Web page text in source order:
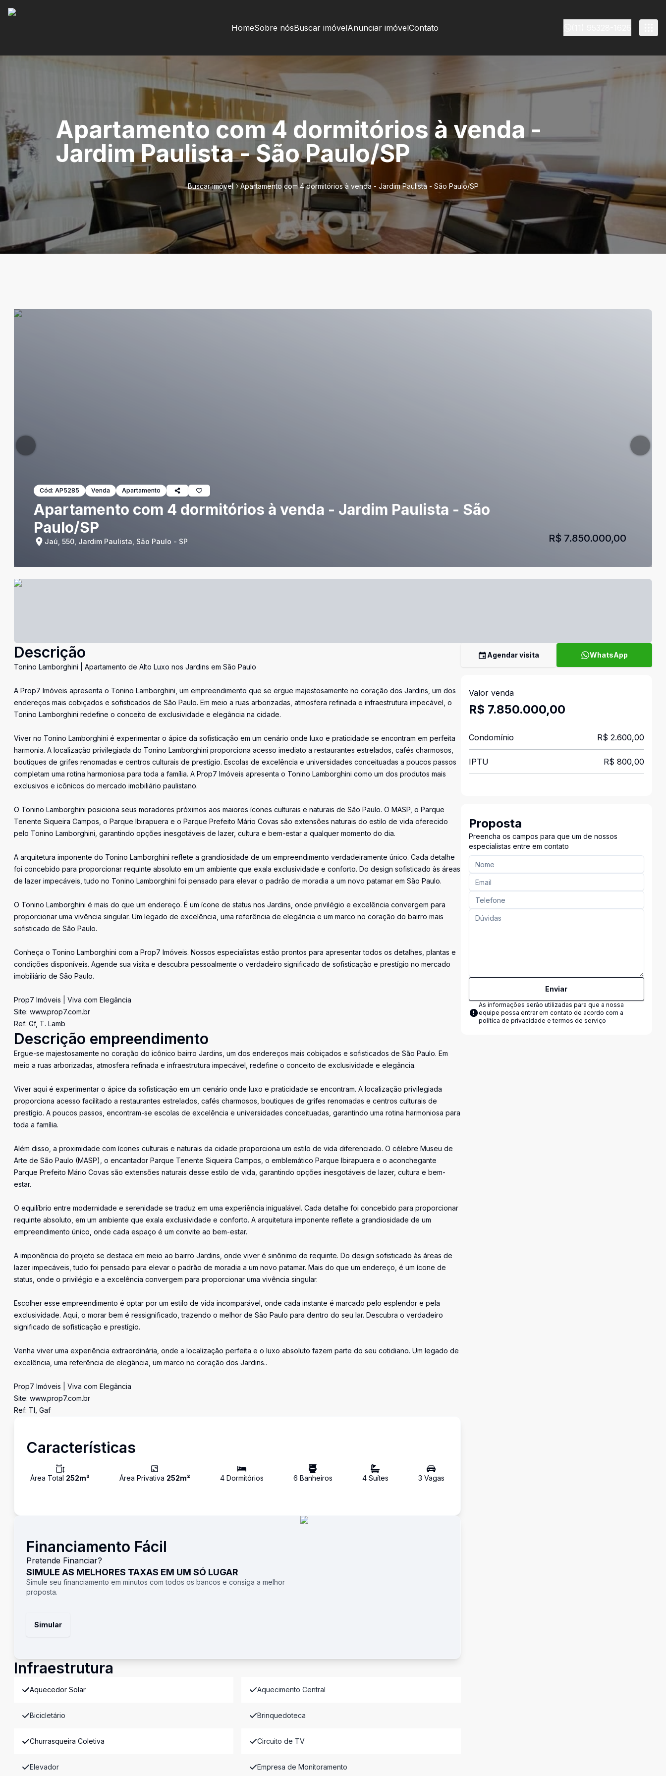
HomeSobre nósBuscar imóvelAnunciar imóvelContato
Apartamento com 4 dormitórios à venda -
Jardim Paulista - São Paulo/SP
Buscar imóvel Apartamento com 4 dormitórios à venda - Jardim Paulista - São Paulo/SP
Cód: AP5285 Venda Apartamento
Apartamento com 4 dormitórios à venda - Jardim Paulista - São
Paulo/SP
Jaú, 550, Jardim Paulista, São Paulo - SP R$ 7.850.000,00
Descrição
Tonino Lamborghini | Apartamento de Alto Luxo nos Jardins em São Paulo
A Prop7 Imóveis apresenta o Tonino Lamborghini, um empreendimento que se ergue majestosamente no coração dos Jardins, um dos
endereços mais cobiçados e sofisticados de São Paulo. Em meio a ruas arborizadas, atmosfera refinada e infraestrutura impecável, o
Tonino Lamborghini redefine o conceito de exclusividade e elegância na cidade.
Viver no Tonino Lamborghini é experimentar o ápice da sofisticação em um cenário onde luxo e praticidade se encontram em perfeita
harmonia. A localização privilegiada do Tonino Lamborghini proporciona acesso imediato a restaurantes estrelados, cafés charmosos,
boutiques de grifes renomadas e centros culturais de prestígio. Escolas de excelência e universidades conceituadas a poucos passos
completam uma rotina harmoniosa para toda a família. A Prop7 Imóveis apresenta o Tonino Lamborghini como um dos produtos mais
exclusivos e icônicos do mercado imobiliário paulistano.
O Tonino Lamborghini posiciona seus moradores próximos aos maiores ícones culturais e naturais de São Paulo. O MASP, o Parque
Tenente Siqueira Campos, o Parque Ibirapuera e o Parque Prefeito Mário Covas são extensões naturais do estilo de vida oferecido
pelo Tonino Lamborghini, garantindo opções inesgotáveis de lazer, cultura e bem-estar a qualquer momento do dia.
A arquitetura imponente do Tonino Lamborghini reflete a grandiosidade de um empreendimento verdadeiramente único. Cada detalhe
foi concebido para proporcionar requinte absoluto em um ambiente que exala exclusividade e conforto. Do design sofisticado às áreas
de lazer impecáveis, tudo no Tonino Lamborghini foi pensado para elevar o padrão de moradia a um novo patamar em São Paulo.
O Tonino Lamborghini é mais do que um endereço. É um ícone de status nos Jardins, onde privilégio e excelência convergem para
proporcionar uma vivência singular. Um legado de excelência, uma referência de elegância e um marco no coração do bairro mais
sofisticado de São Paulo.
Conheça o Tonino Lamborghini com a Prop7 Imóveis. Nossos especialistas estão prontos para apresentar todos os detalhes, plantas e
condições disponíveis. Agende sua visita e descubra pessoalmente o verdadeiro significado de sofisticação e prestígio no mercado
imobiliário de São Paulo.
Prop7 Imóveis | Viva com Elegância
Site: www.prop7.com.br
Ref: Gf, T. Lamb
Descrição empreendimento
Ergue-se majestosamente no coração do icônico bairro Jardins, um dos endereços mais cobiçados e sofisticados de São Paulo. Em
meio a ruas arborizadas, atmosfera refinada e infraestrutura impecável, redefine o conceito de exclusividade e elegância.
Viver aqui é experimentar o ápice da sofisticação em um cenário onde luxo e praticidade se encontram. A localização privilegiada
proporciona acesso facilitado a restaurantes estrelados, cafés charmosos, boutiques de grifes renomadas e centros culturais de
prestígio. A poucos passos, encontram-se escolas de excelência e universidades conceituadas, garantindo uma rotina harmoniosa para
toda a família.
Além disso, a proximidade com ícones culturais e naturais da cidade proporciona um estilo de vida diferenciado. O célebre Museu de
Arte de São Paulo (MASP), o encantador Parque Tenente Siqueira Campos, o emblemático Parque Ibirapuera e o aconchegante
Parque Prefeito Mário Covas são extensões naturais desse estilo de vida, garantindo opções inesgotáveis de lazer, cultura e bem-
estar.
O equilíbrio entre modernidade e serenidade se traduz em uma experiência inigualável. Cada detalhe foi concebido para proporcionar
requinte absoluto, em um ambiente que exala exclusividade e conforto. A arquitetura imponente reflete a grandiosidade de um
empreendimento único, onde cada espaço é um convite ao bem-estar.
A imponência do projeto se destaca em meio ao bairro Jardins, onde viver é sinônimo de requinte. Do design sofisticado às áreas de
lazer impecáveis, tudo foi pensado para elevar o padrão de moradia a um novo patamar. Mais do que um endereço, é um ícone de
status, onde o privilégio e a excelência convergem para proporcionar uma vivência singular.
Escolher esse empreendimento é optar por um estilo de vida incomparável, onde cada instante é marcado pelo esplendor e pela
exclusividade. Aqui, o morar bem é ressignificado, trazendo o melhor de São Paulo para dentro do seu lar. Descubra o verdadeiro
significado de sofisticação e prestígio.
Venha viver uma experiência extraordinária, onde a localização perfeita e o luxo absoluto fazem parte do seu cotidiano. Um legado de
excelência, uma referência de elegância, um marco no coração dos Jardins..
Prop7 Imóveis | Viva com Elegância
Site: www.prop7.com.br
Ref: Tl, Gaf
Características
Área Total 252m² Área Privativa 252m² 4Dormitórios 6 Banheiros 4Suítes 3 Vagas
Financiamento Fácil
Pretende Financiar?
SIMULE AS MELHORES TAXAS EM UM SÓ LUGAR
Simule seu financiamento em minutos com todos os bancos e consiga a melhor
proposta.
Simular
Infraestrutura
Aquecedor Solar Aquecimento Central
Bicicletário Brinquedoteca
Churrasqueira Coletiva Circuito de TV
Elevador Empresa de Monitoramento
Agendar visita WhatsApp
Valor venda
R$ 7.850.000,00
Condomínio R$ 2.600,00
IPTU R$ 800,00
Proposta
Preencha os campos para que um de nossos
especialistas entre em contato
Enviar
As informações serão utilizadas para que a nossa
equipe possa entrar em contato de acordo com a
política de privacidade e termos de serviço